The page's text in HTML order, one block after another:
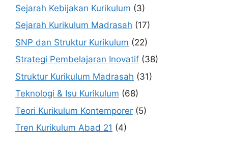
Sejarah Kebijakan Kurikulum (3)
Sejarah Kurikulum Madrasah (17)
SNP dan Struktur Kurikulum (22)
Strategi Pembelajaran Inovatif (38)
Struktur Kurikulum Madrasah (31)
Teknologi & Isu Kurikulum (68)
Teori Kurikulum Kontemporer (5)
Tren Kurikulum Abad 21 (4)